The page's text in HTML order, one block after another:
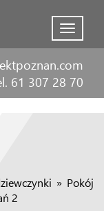
Menu
61 307 28 70
» Pokój
2